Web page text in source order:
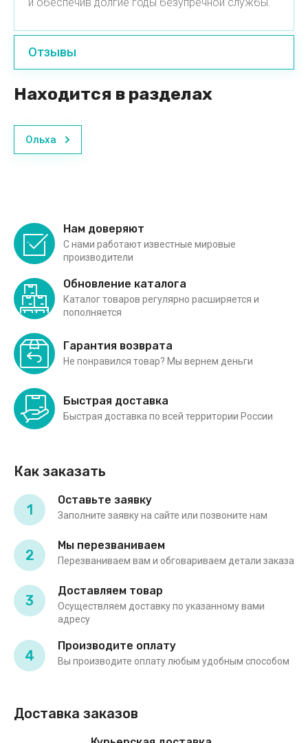
Отзывы
Находится в разделах
Ольха
Нам доверяют
С нами работают известные мировые
производители
Обновление каталога
Каталог товаров регулярно расширяется и
пополняется
Гарантия возврата
Не понравился товар? Мы вернем деньги
Быстрая доставка
Быстрая доставка по всей территории России
Как заказать
1
Оставьте заявку
Заполните заявку на сайте или позвоните нам
2
Мы перезваниваем
Перезваниваем вам и обговариваем детали заказа
3
Доставляем товар
Осуществляем доставку по указанному вами
адресу
4
Производите оплату
Вы производите оплату любым удобным способом
Доставка заказов